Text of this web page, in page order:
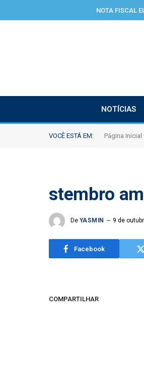
NOTA FISCAL
NOTÍCIAS
VOCÊ ESTÁ EM: Página Inicial
stembro
De YASMIN 9 de
Facebook
COMPARTILHAR